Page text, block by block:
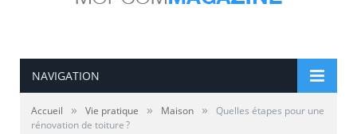
NAVIGATION
Accueil » Vie pratique » Maison »
Quelles étapes pour une
rénovation de toiture ?